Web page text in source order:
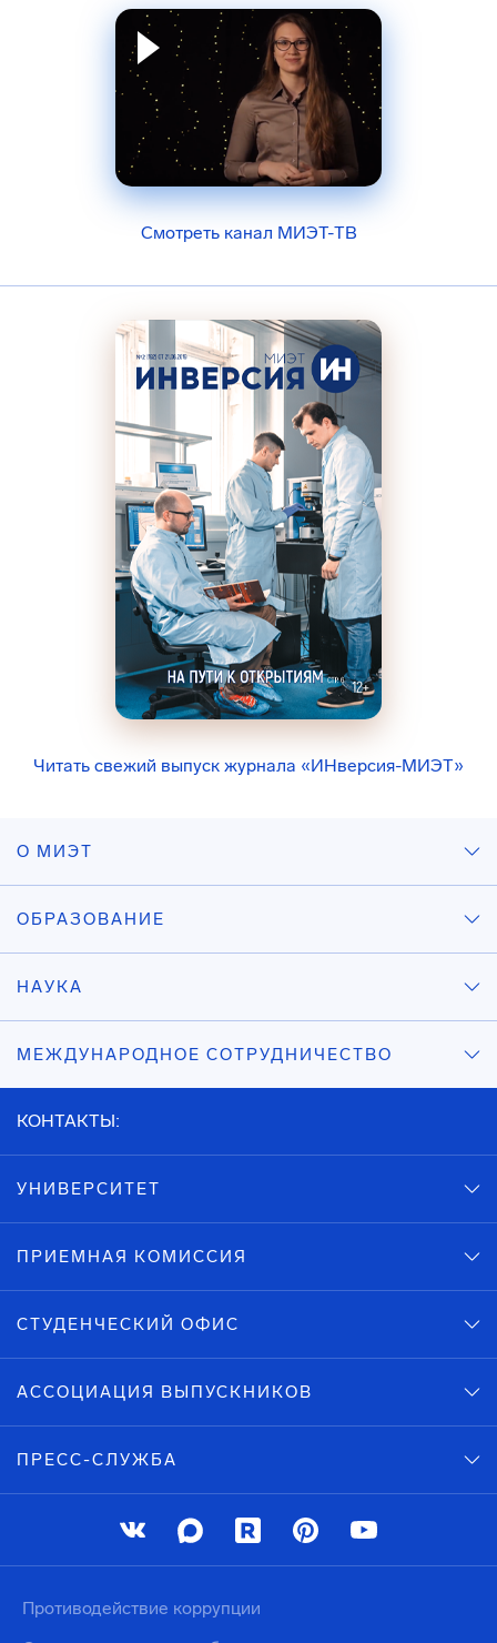
Смотреть канал МИЭТ-ТВ
Читать свежий выпуск журнала «ИНверсия-МИЭТ»
О МИЭТ
ОБРАЗОВАНИЕ
НАУКА
МЕЖДУНАРОДНОЕ СОТРУДНИЧЕСТВО
КОНТАКТЫ:
УНИВЕРСИТЕТ
ПРИЕМНАЯ КОМИССИЯ
СТУДЕНЧЕСКИЙ ОФИС
АССОЦИАЦИЯ ВЫПУСКНИКОВ
ПРЕСС-СЛУЖБА
Противодействие коррупции